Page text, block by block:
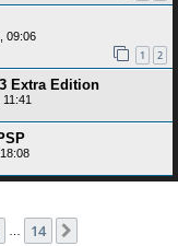
09:06
1 2
Extra Edition
14